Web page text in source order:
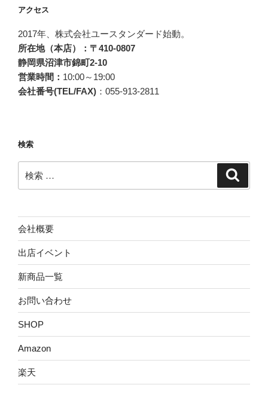
アクセス
2017年、株式会社ユースタンダード始動。
所在地（本店）：〒410-0807
静岡県沼津市錦町2-10
営業時間： 10:00～19:00
会社番号(TEL/FAX) ：055-913-2811
検索
索:
会社概要
出店イベント
新商品一覧
お問い合わせ
SHOP
Amazon
楽天